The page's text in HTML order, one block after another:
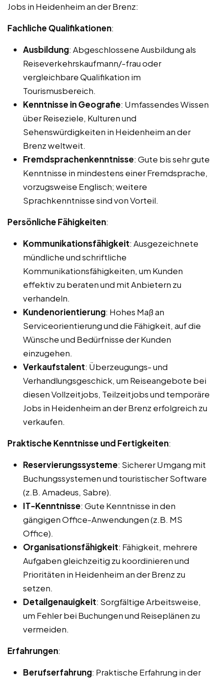
Jobs in Heidenheim an der Brenz:
Fachliche Qualifikationen:
Ausbildung: Abgeschlossene Ausbildung als
Reiseverkehrskaufmann/-frau oder
vergleichbare Qualifikation im
Tourismusbereich.
Kenntnisse in Geografie: Umfassendes Wissen
über Reiseziele, Kulturen und
Sehenswürdigkeiten in Heidenheim an der
Brenz weltweit.
Fremdsprachenkenntnisse: Gute bis sehr gute
Kenntnisse in mindestens einer Fremdsprache,
vorzugsweise Englisch; weitere
Sprachkenntnisse sind von Vorteil.
Persönliche Fähigkeiten:
Kommunikationsfähigkeit: Ausgezeichnete
mündliche und schriftliche
Kommunikationsfähigkeiten, um Kunden
effektiv zu beraten und mit Anbietern zu
verhandeln.
Kundenorientierung: Hohes Maß an
Serviceorientierung und die Fähigkeit, auf die
Wünsche und Bedürfnisse der Kunden
einzugehen.
Verkaufstalent: Überzeugungs- und
Verhandlungsgeschick, um Reiseangebote bei
diesen Vollzeitjobs, Teilzeitjobs und temporäre
Jobs in Heidenheim an der Brenz erfolgreich zu
verkaufen.
Praktische Kenntnisse und Fertigkeiten:
Reservierungssysteme: Sicherer Umgang mit
Buchungssystemen und touristischer Software
(z.B. Amadeus, Sabre).
IT-Kenntnisse: Gute Kenntnisse in den
gängigen Office-Anwendungen (z.B. MS
Office).
Organisationsfähigkeit: Fähigkeit, mehrere
Aufgaben gleichzeitig zu koordinieren und
Prioritäten in Heidenheim an der Brenz zu
setzen.
Detailgenauigkeit: Sorgfältige Arbeitsweise,
um Fehler bei Buchungen und Reiseplänen zu
vermeiden.
Erfahrungen:
Berufserfahrung: Praktische Erfahrung in der